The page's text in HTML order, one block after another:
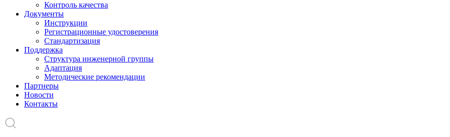
Контроль качества
Документы
Инструкции
Регистрационные удостоверения
Стандартизация
Поддержка
Структура инженерной группы
Адаптация
Методические рекомендации
Партнеры
Новости
Контакты